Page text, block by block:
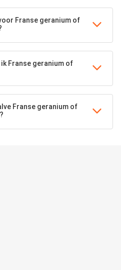
Franse geranium of
ik Franse geranium of
Franse geranium of